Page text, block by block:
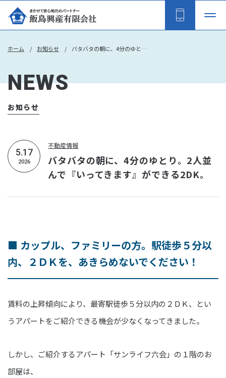
ホーム お知らせ バタバタの朝に、4分のゆとり。2人並んで『いってきます』ができる2DK。
NEWS
お知らせ
5.17
2026
不動産情報
バタバタの朝に、4分のゆとり。2人並
んで『いってきます』ができる2DK。
■ カップル、ファミリーの方。駅徒歩５分以
内、２ＤＫを、あきらめないでください！
賃料の上昇傾向により、最寄駅徒歩５分以内の２ＤＫ、とい
うアパートをご紹介できる機会が少なくなってきました。
しかし、ご紹介するアパート「サンライフ六会」の１階のお
部屋は、